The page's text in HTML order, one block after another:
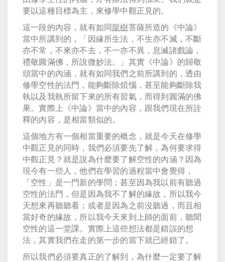
要以這種目標為主，來修學中觀正見的。
這一段的內容，就有如同龍樹菩薩所造的《中論》
當中所講到的，「因緣所生法，不生亦不滅，不斷
亦不常，不來亦不去，不一亦不異，息滅諸戲論，
禮敬圓滿佛，所說微妙法。」其實《中論》的歸敬
頌當中的內涵，就有如同我們之前所講到的，透由
修學空性的法門，能夠斷除煩惱，甚至能夠斷除我
執以及我執所留下來的所有習氣，而得到圓滿的佛
果。實際上《中論》當中的內容，跟我們現在所詮
釋的內容，是相當類似的。
這個地方有一個相當重要的概念，就是今天在修學
中觀正見的同時，我們必須要先了解，為何要求得
中觀正見？就是說為什麼要了解空性的內涵？因為
現今有一些人，他們在學習的過程當中會覺得，
「空性」是一門新的學問；甚至因為我以前有聽過
空性的法門，但是因為我不了解的緣故，所以我今
天想來再聽聽看；或者是因為之前沒聽過，而且相
當好奇的緣故，所以我今天來到上師的面前，聽聞
空性的這一堂課。實際上這些想法都是錯誤的想
法，其實我們在走的第一步的當下就已經錯了。
所以我們必須要真正的了解到，為什麼一定要了解